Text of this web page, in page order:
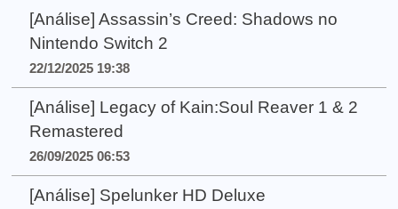
[Análise] Assassin’s Creed: Shadows no
Nintendo Switch 2
22/12/2025 19:38
[Análise] Legacy of Kain:Soul Reaver 1 & 2
Remastered
26/09/2025 06:53
[Análise] Spelunker HD Deluxe